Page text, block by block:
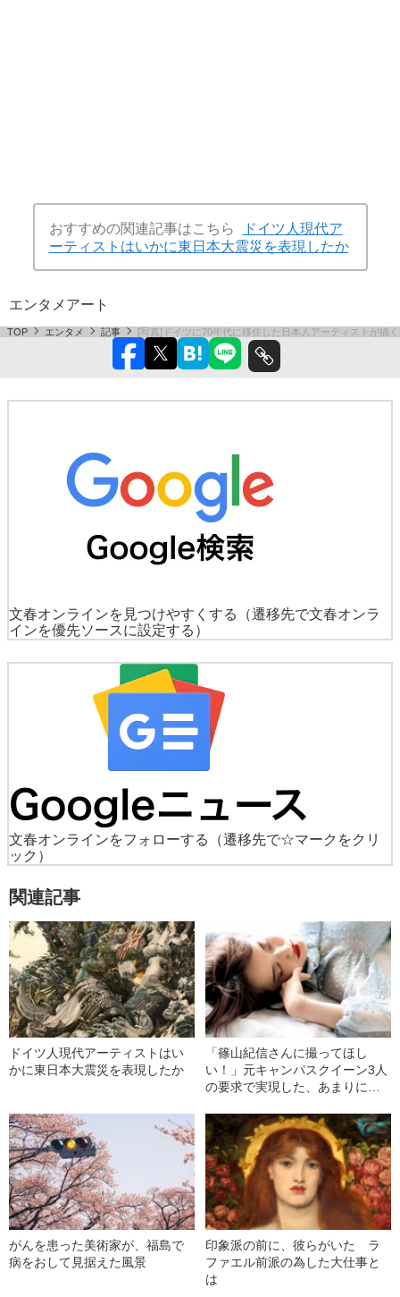
おすすめの関連記事はこちら
ドイツ人現代ア
ーティストはいかに東日本大震災を表現したか
エンタメ アート
TOP エンタメ 記事 [写真]ドイツに70年代に移住した日本人アーティストが描
文春オンラインを見つけやすくする
（遷移先で文春オンラ
インを優先ソースに設定する）
文春オンラインをフォローする
（遷移先で☆マークをクリ
ック）
関連記事
ドイツ人現代アーティストはい
かに東日本大震災を表現したか
「篠山紀信さんに撮ってほし
い！」元キャンパスクイーン3人
の要求で実現した、あまりに新
がんを患った美術家が、福島で
病をおして見据えた風景
印象派の前に、彼らがいた ラ
ファエル前派の為した大仕事と
は